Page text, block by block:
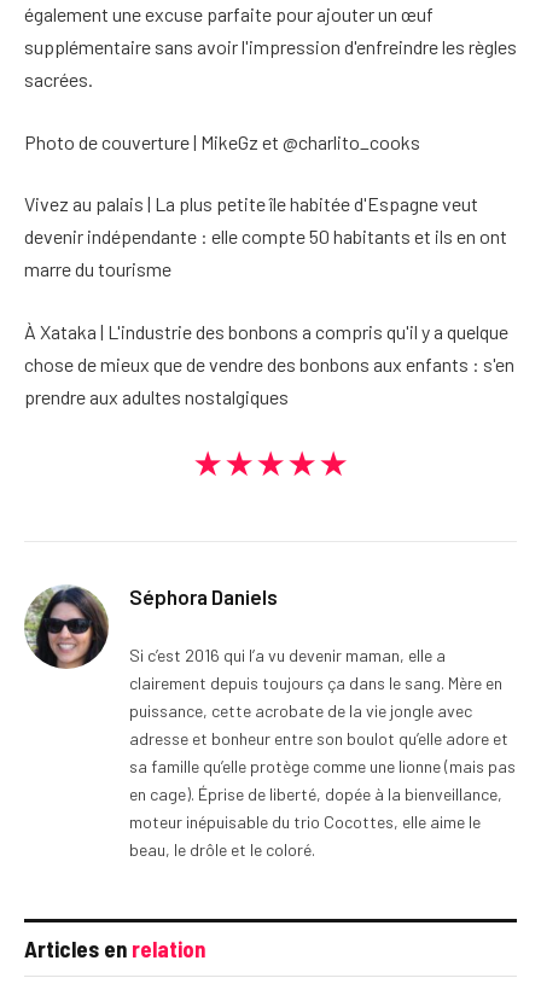
également une excuse parfaite pour ajouter un œuf
supplémentaire sans avoir l'impression d'enfreindre les règles
sacrées.
Photo de couverture | MikeGz et @charlito_cooks
Vivez au palais | La plus petite île habitée d'Espagne veut
devenir indépendante : elle compte 50 habitants et ils en ont
marre du tourisme
À Xataka | L'industrie des bonbons a compris qu'il y a quelque
chose de mieux que de vendre des bonbons aux enfants : s'en
prendre aux adultes nostalgiques
★★★★★
Séphora Daniels
Si c’est 2016 qui l’a vu devenir maman, elle a
clairement depuis toujours ça dans le sang. Mère en
puissance, cette acrobate de la vie jongle avec
adresse et bonheur entre son boulot qu’elle adore et
sa famille qu’elle protège comme une lionne (mais pas
en cage). Éprise de liberté, dopée à la bienveillance,
moteur inépuisable du trio Cocottes, elle aime le
beau, le drôle et le coloré.
Articles en relation